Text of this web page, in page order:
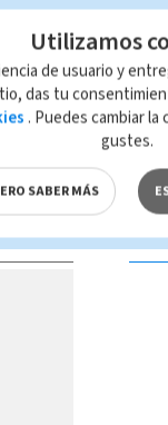
que es propiedad
Utilizamos
de usuario y
das tu
. Puedes cambiar
gustes.
SABER MÁS